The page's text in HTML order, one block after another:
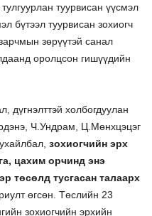
туурвисан үүсмэл
бүтээл туурвисан зохиогч
зөрүүтэй санал
оролцсон гишүүдийн
дүгнэлттэй холбогдуулан
Ч.Ундрам, Ц.Мөнхцэцэг
зохиогчийн эрх
цахим орчинд энэ
төсөлд тусгасан талаарх
өгсөн. Төслийн 23
зохиогчийн эрхийн